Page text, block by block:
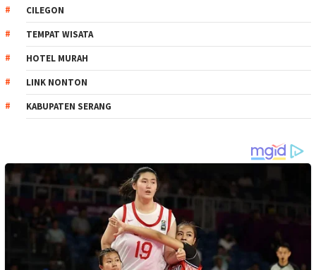
CILEGON
TEMPAT WISATA
HOTEL MURAH
LINK NONTON
KABUPATEN SERANG